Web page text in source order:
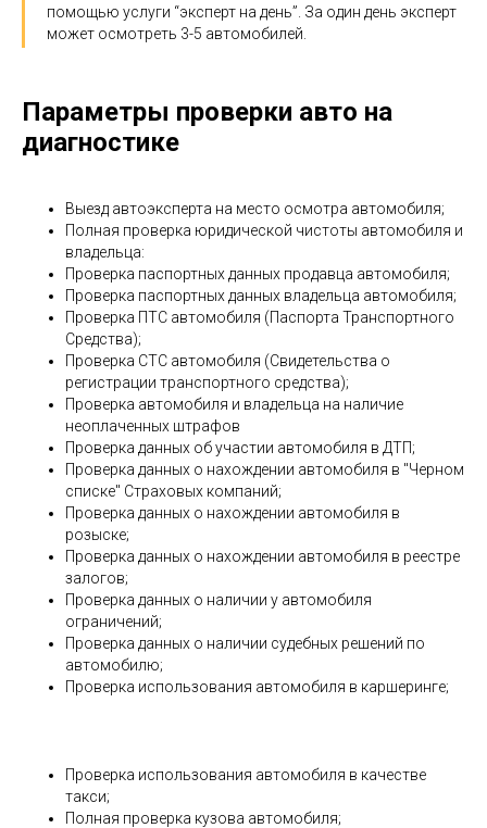
помощью услуги “эксперт на день”. За один день эксперт
может осмотреть 3-5 автомобилей.
Параметры проверки авто на
диагностике
Выезд автоэксперта на место осмотра автомобиля;
Полная проверка юридической чистоты автомобиля и
владельца:
Проверка паспортных данных продавца автомобиля;
Проверка паспортных данных владельца автомобиля;
Проверка ПТС автомобиля (Паспорта Транспортного
Средства);
Проверка СТС автомобиля (Свидетельства о
регистрации транспортного средства);
Проверка автомобиля и владельца на наличие
неоплаченных штрафов
Проверка данных об участии автомобиля в ДТП;
Проверка данных о нахождении автомобиля в "Черном
списке" Страховых компаний;
Проверка данных о нахождении автомобиля в
розыске;
Проверка данных о нахождении автомобиля в реестре
залогов;
Проверка данных о наличии у автомобиля
ограничений;
Проверка данных о наличии судебных решений по
автомобилю;
Проверка использования автомобиля в каршеринге;
Проверка использования автомобиля в качестве
такси;
Полная проверка кузова автомобиля;